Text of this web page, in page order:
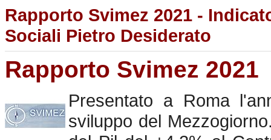
Rapporto Svimez 2021 -
Sociali Pietro Desiderato
Rapporto Svimez 2021
Presentato a Roma
sviluppo del